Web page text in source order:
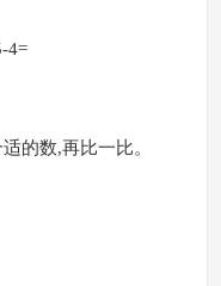
4=
数,再比一比。